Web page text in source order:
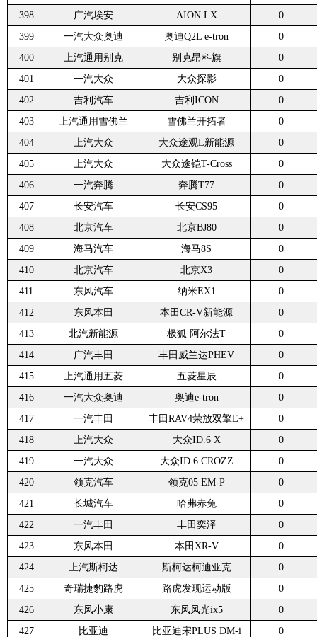
398
广汽埃安 AION LX
0
399
一汽大众奥迪 奥迪Q2L e-tron
0
400
上汽通用别克 别克昂科旗
0
401
一汽大众 大众探影
0
402
吉利汽车 吉利ICON
0
403
上汽通用雪佛兰 雪佛兰开拓者
0
404
上汽大众 大众途观L新能源
0
405
上汽大众 大众途铠T-Cross
0
406
一汽奔腾 奔腾T77
0
407
长安汽车 长安CS95
0
408
北京汽车 北京BJ80
0
409
海马汽车 海马8S
0
410
北京汽车 北京X3
0
411
东风汽车 纳米EX1
0
412
东风本田 本田CR-V新能源
0
413
北汽新能源 极狐 阿尔法T
0
414
广汽丰田 丰田威兰达PHEV
0
415
上汽通用五菱 五菱星辰
0
416
一汽大众奥迪 奥迪e-tron
0
417
一汽丰田 丰田RAV4荣放双擎E+
0
418
上汽大众 大众ID.6 X
0
419
一汽大众 大众ID.6 CROZZ
0
420
领克汽车 领克05 EM-P
0
421
长城汽车 哈弗赤兔
0
422
一汽丰田 丰田奕泽
0
423
东风本田 本田XR-V
0
424
上汽斯柯达 斯柯达柯迪亚克
0
425
奇瑞捷豹路虎 路虎发现运动版
0
426
东风小康 东风风光ix5
0
427
比亚迪 比亚迪宋PLUS DM-i 0